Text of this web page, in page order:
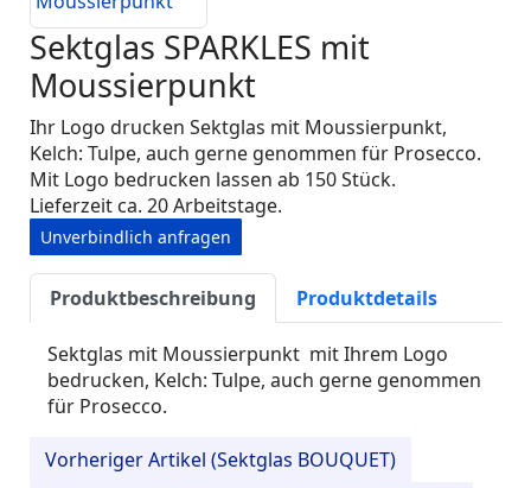
Sektglas SPARKLES mit
Moussierpunkt
Ihr Logo drucken Sektglas mit Moussierpunkt,
Kelch: Tulpe, auch gerne genommen für Prosecco.
Mit Logo bedrucken lassen ab 150 Stück.
Lieferzeit ca. 20 Arbeitstage.
Unverbindlich anfragen
Produktbeschreibung Produktdetails
Sektglas mit Moussierpunkt mit Ihrem Logo
bedrucken, Kelch: Tulpe, auch gerne genommen
für Prosecco.
Vorheriger Artikel (Sektglas BOUQUET)